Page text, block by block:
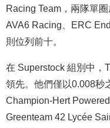
Racing Team，兩隊單
AVA6 Racing、ERC
則位列前十。
在 Superstock 組別中，
領先。他們僅以0.008秒
Champion-Hert
Greenteam 42 Lycée